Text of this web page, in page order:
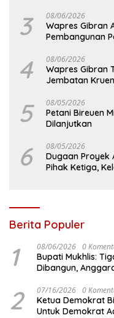
3 08/06/2026
Wapres Gibran
Pembangunan
4 08/06/2026
Wapres Gibran
Jembatan
5 08/05/2026
Petani Bireuen
Dilanjutkan
6 08/05/2026
Dugaan Proyek
Pihak Ketiga,
Berita Populer
1 08/06/2026 0
Bupati Mukhlis:
Dibangun,
2 07/16/2026 0
Ketua Demokrat
Untuk Demokrat